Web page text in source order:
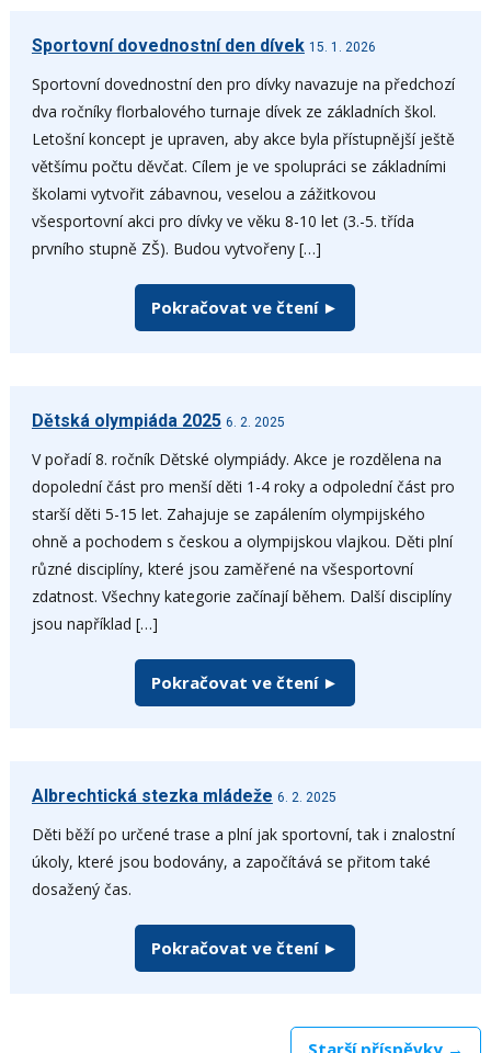
Sportovní dovednostní den dívek 15. 1. 2026
Sportovní dovednostní den pro dívky navazuje na předchozí
dva ročníky florbalového turnaje dívek ze základních škol.
Letošní koncept je upraven, aby akce byla přístupnější ještě
většímu počtu děvčat. Cílem je ve spolupráci se základními
školami vytvořit zábavnou, veselou a zážitkovou
všesportovní akci pro dívky ve věku 8-10 let (3.-5. třída
prvního stupně ZŠ). Budou vytvořeny […]
Pokračovat ve čtení ►
Dětská olympiáda 2025 6. 2. 2025
V pořadí 8. ročník Dětské olympiády. Akce je rozdělena na
dopolední část pro menší děti 1-4 roky a odpolední část pro
starší děti 5-15 let. Zahajuje se zapálením olympijského
ohně a pochodem s českou a olympijskou vlajkou. Děti plní
různé disciplíny, které jsou zaměřené na všesportovní
zdatnost. Všechny kategorie začínají během. Další disciplíny
jsou například […]
Pokračovat ve čtení ►
Albrechtická stezka mládeže 6. 2. 2025
Děti běží po určené trase a plní jak sportovní, tak i znalostní
úkoly, které jsou bodovány, a započítává se přitom také
dosažený čas.
Pokračovat ve čtení ►
Starší příspěvky →